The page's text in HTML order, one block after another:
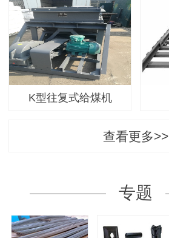
K型往复式给煤机
查看更多>>
专题